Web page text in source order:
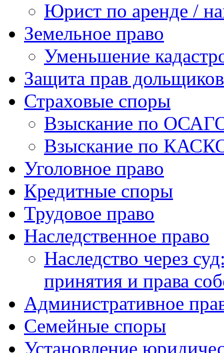
Юрист по аренде /
Земельное право
Уменьшение
Защита прав дольщиков
Страховые споры
Взыскание по
Взыскание по
Уголовное право
Кредитные споры
Трудовое право
Наследственное право
Наследство через
принятия и права
Административное
Семейные споры
Установление